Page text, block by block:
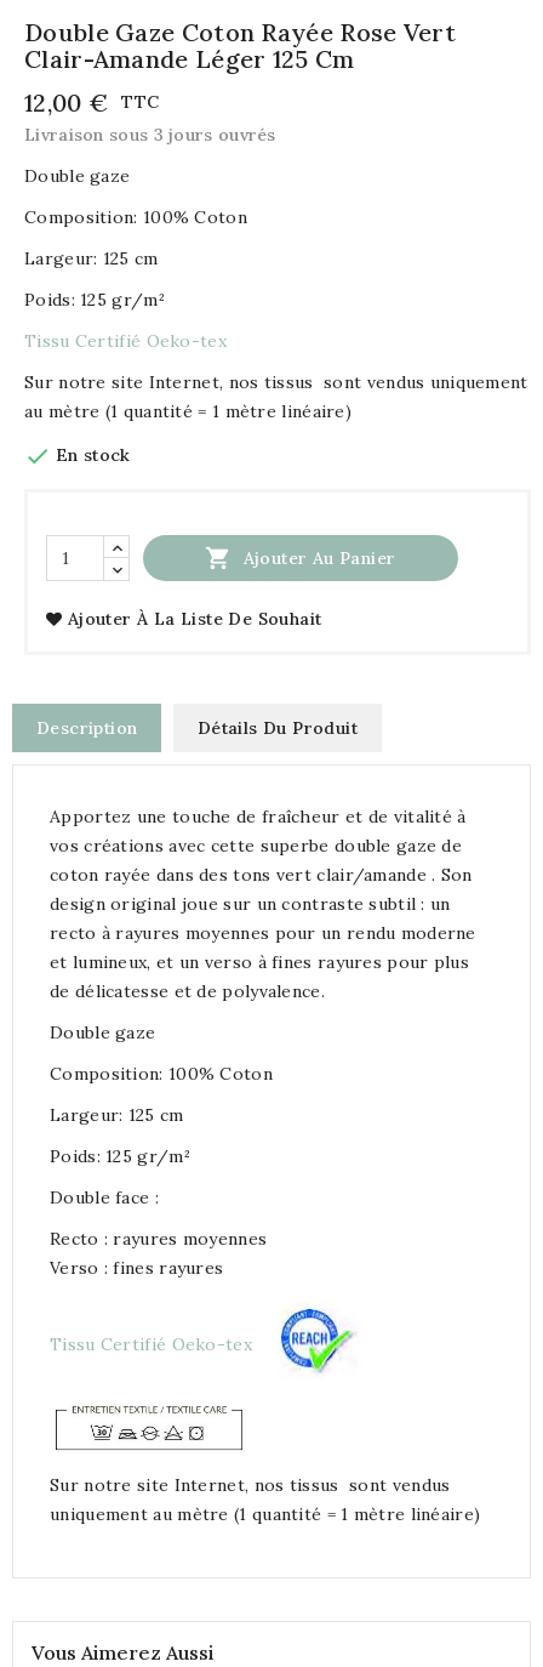
Double Gaze Coton Rayée Rose Vert
Clair-Amande Léger 125 Cm
12,00 €
TTC
Livraison sous 3 jours ouvrés
Double gaze
Composition: 100% Coton
Largeur: 125 cm
Poids: 125 gr/m²
Tissu Certifié Oeko-tex
Sur notre site Internet, nos tissus sont vendus uniquement
au mètre (1 quantité = 1 mètre linéaire)
 En stock
 Ajouter Au Panier
Ajouter À La Liste De Souhait
Description Détails Du Produit
Apportez une touche de fraîcheur et de vitalité à
vos créations avec cette superbe double gaze de
coton rayée dans des tons vert clair/amande . Son
design original joue sur un contraste subtil : un
recto à rayures moyennes pour un rendu moderne
et lumineux, et un verso à fines rayures pour plus
de délicatesse et de polyvalence.
Double gaze
Composition: 100% Coton
Largeur: 125 cm
Poids: 125 gr/m²
Double face :
Recto : rayures moyennes
Verso : fines rayures
Tissu Certifié Oeko-tex
Sur notre site Internet, nos tissus sont vendus
uniquement au mètre (1 quantité = 1 mètre linéaire)
Vous Aimerez Aussi